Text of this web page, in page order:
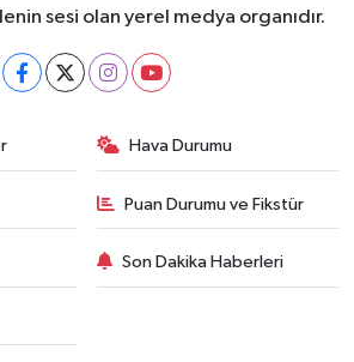
sesi olan yerel medya organıdır.
Hava Durumu
Puan Durumu ve Fikstür
Son Dakika Haberleri